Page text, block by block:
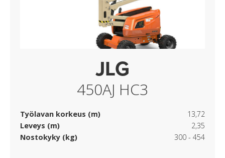
JLG
450AJ HC3
Työlavan korkeus (m)
13,72
Leveys (m)
2,35
Nostokyky (kg)
300 - 454